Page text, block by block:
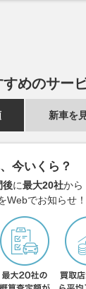
めのサー
新車を
今いくら？
後に最大20社から
Webでお知らせ！